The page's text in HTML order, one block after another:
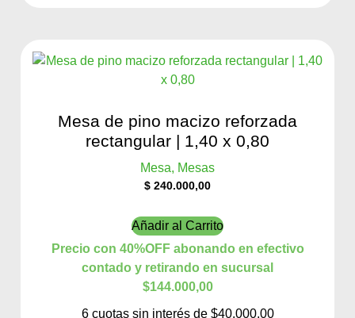
Mesa de pino macizo reforzada
rectangular | 1,40 x 0,80
Mesa, Mesas
$ 240.000,00
Añadir al Carrito
Precio con 40%OFF abonando en efectivo
contado y retirando en sucursal
$144.000,00
6 cuotas sin interés de $40.000,00